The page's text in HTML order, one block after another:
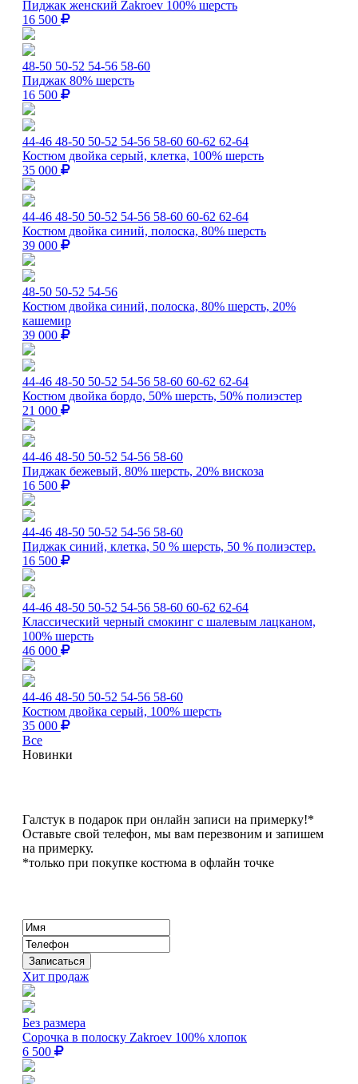
Пиджак женский Zakroev 100% шерсть
16 500
48-50 50-52 54-56 58-60
Пиджак 80% шерсть
16 500
44-46 48-50 50-52 54-56 58-60 60-62 62-64
Костюм двойка серый, клетка, 100% шерсть
35 000
44-46 48-50 50-52 54-56 58-60 60-62 62-64
Костюм двойка синий, полоска, 80% шерсть
39 000
48-50 50-52 54-56
Костюм двойка синий, полоска, 80% шерсть, 20%
кашемир
39 000
44-46 48-50 50-52 54-56 58-60 60-62 62-64
Костюм двойка бордо, 50% шерсть, 50% полиэстер
21 000
44-46 48-50 50-52 54-56 58-60
Пиджак бежевый, 80% шерсть, 20% вискоза
16 500
44-46 48-50 50-52 54-56 58-60
Пиджак синий, клетка, 50 % шерсть, 50 % полиэстер.
16 500
44-46 48-50 50-52 54-56 58-60 60-62 62-64
Классический черный смокинг с шалевым лацканом,
100% шерсть
46 000
44-46 48-50 50-52 54-56 58-60
Костюм двойка серый, 100% шерсть
35 000
Все
Новинки
Галстук в подарок при онлайн записи на примерку!*
Оставьте свой телефон, мы вам перезвоним и запишем
на примерку.
*только при покупке костюма в офлайн точке
Хит продаж
Без размера
Сорочка в полоску Zakroev 100% хлопок
6 500